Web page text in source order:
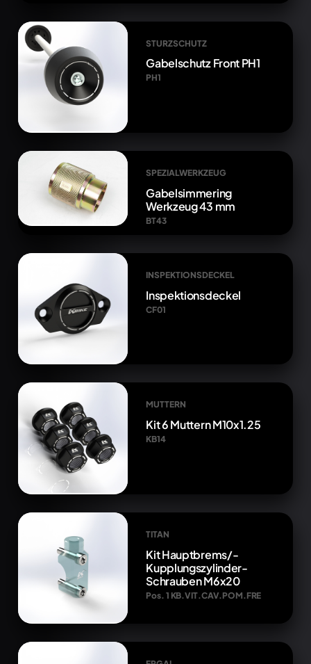
STURZSCHUTZ
Gabelschutz Front PH1
PH1
SPEZIALWERKZEUG
Gabelsimmering
Werkzeug 43 mm
BT43
INSPEKTIONSDECKEL
Inspektionsdeckel
CF01
MUTTERN
Kit 6 Muttern M10x1.25
KB14
TITAN
Kit Hauptbrems/-
Kupplungszylinder-
Schrauben M6x20
Pos. 1 KB.VIT.CAV.POM.FRE